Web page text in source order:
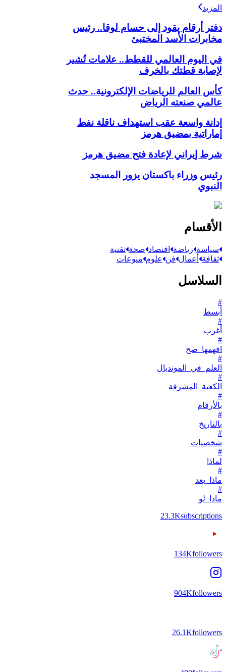
المزيد
دفتر أرقام يقود إلى حسام لوقا.. رئيس
مخابرات الأسد المختبئ
في اليوم العالمي للقطط.. علامات تُشير
لإصابة قطتك بالخرف
كأس العالم للرياضات الإلكترونية.. حدث
عالمي صنعته الرياض
إدانة واسعة عقب استهداف ناقلة نفط
إماراتية بمضيق هرمز
شرط إيراني لإعادة فتح مضيق هرمز
رئيس وزراء باكستان يزور المسجد
النبوي
الأقسام
سياسة رياضة اقتصاد صحة تقنية
ثقافة أعمال فن علوم منوعات
السلاسل
#
أبسط
#
أغرب
#
افهمها_صح
#
العلم_في_المونديال
#
الكعبة_المشرفة
#
بالأرقام
#
بالتاريخ
#
شخصيات
#
لماذا
#
ماذا_بعد
#
ماذا_لو
23.3Ksubscriptions
134Kfollowers
904Kfollowers
26.1Kfollowers